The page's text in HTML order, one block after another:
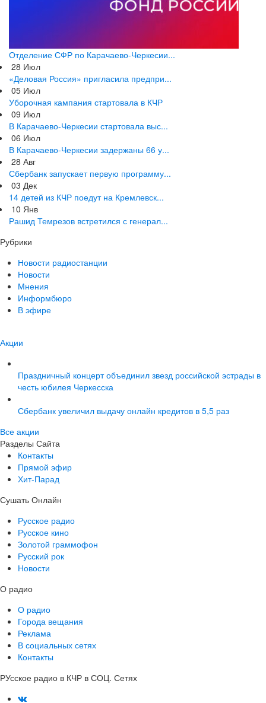
Отделение СФР по Карачаево-Черкесии...
28 Июл
«Деловая Россия» пригласила предпри...
05 Июл
Уборочная кампания стартовала в КЧР
09 Июл
В Карачаево-Черкесии стартовала выс...
06 Июл
В Карачаево-Черкесии задержаны 66 у...
28 Авг
Сбербанк запускает первую программу...
03 Дек
14 детей из КЧР поедут на Кремлевск...
10 Янв
Рашид Темрезов встретился с генерал...
Рубрики
Новости радиостанции
Новости
Мнения
Информбюро
В эфире
Акции
Праздничный концерт объединил звезд российской эстрады в
честь юбилея Черкесска
Сбербанк увеличил выдачу онлайн кредитов в 5,5 раз
Все акции
Разделы Сайта
Контакты
Прямой эфир
Хит-Парад
Сушать Онлайн
Русское радио
Русское кино
Золотой граммофон
Русский рок
Новости
О радио
О радио
Города вещания
Реклама
В социальных сетях
Контакты
РУсское радио в КЧР в СОЦ. Сетях